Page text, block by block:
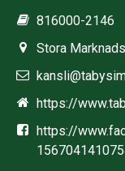
816000-2146
Stora
https://
https://